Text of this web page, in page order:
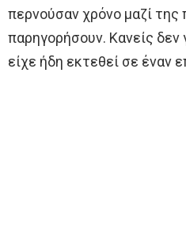
περνούσαν χρόνο μαζί
παρηγορήσουν. Κανείς δεν
είχε ήδη εκτεθεί σε έναν